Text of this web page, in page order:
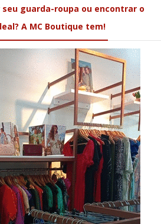
guarda-roupa ou encontrar o
A MC Boutique tem!